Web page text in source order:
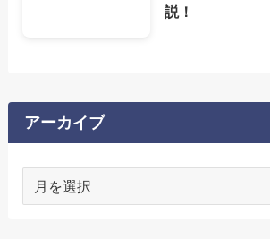
説！
アーカイブ